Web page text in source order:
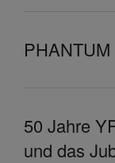
50 Jahre
und das